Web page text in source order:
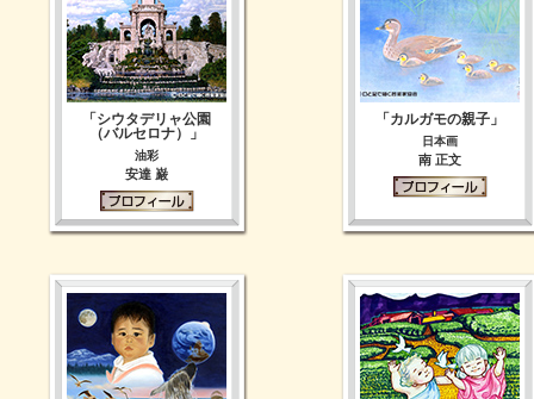
「シウタデリャ公園
（バルセロナ）」
油彩
安達 巌
「カルガモの親子」
日本画
南 正文